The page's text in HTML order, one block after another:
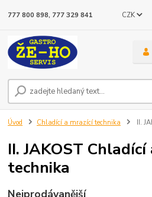
CZK
777 800 898, 777 329 841
Úvod Chladící a mrazící technika II.
II. JAKOST
technika
Nejprodávanější